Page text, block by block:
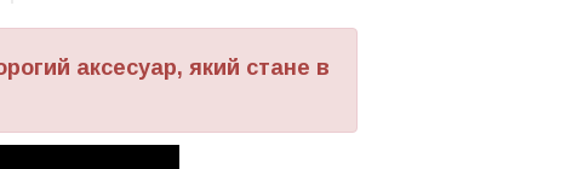
аксесуар, який стане в